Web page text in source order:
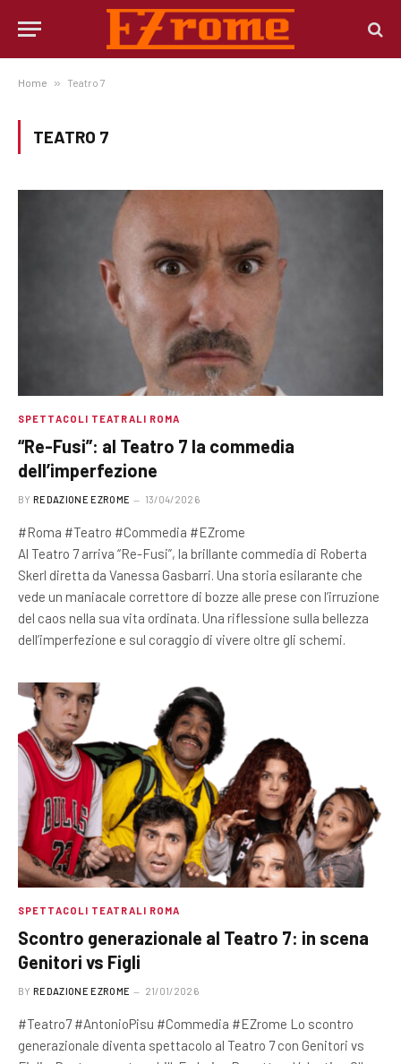
Home » Teatro 7
TEATRO 7
SPETTACOLI TEATRALI ROMA
“Re-Fusi”: al Teatro 7 la commedia
dell’imperfezione
BY REDAZIONE EZROME 13/04/2026
#Roma #Teatro #Commedia #EZrome
Al Teatro 7 arriva “Re-Fusi”, la brillante commedia di Roberta
Skerl diretta da Vanessa Gasbarri. Una storia esilarante che
vede un maniacale correttore di bozze alle prese con l’irruzione
del caos nella sua vita ordinata. Una riflessione sulla bellezza
dell’imperfezione e sul coraggio di vivere oltre gli schemi.
SPETTACOLI TEATRALI ROMA
Scontro generazionale al Teatro 7: in scena
Genitori vs Figli
BY REDAZIONE EZROME 21/01/2026
#Teatro7 #AntonioPisu #Commedia #EZrome Lo scontro
generazionale diventa spettacolo al Teatro 7 con Genitori vs